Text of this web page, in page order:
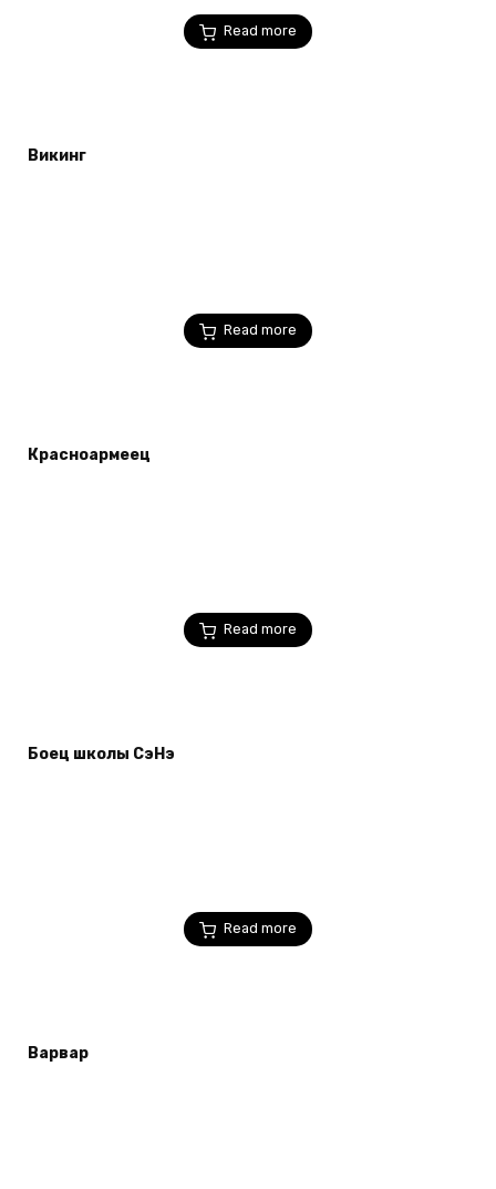
Read more
Викинг
Read more
Красноармеец
Read more
Боец школы СэНэ
Read more
Варвар